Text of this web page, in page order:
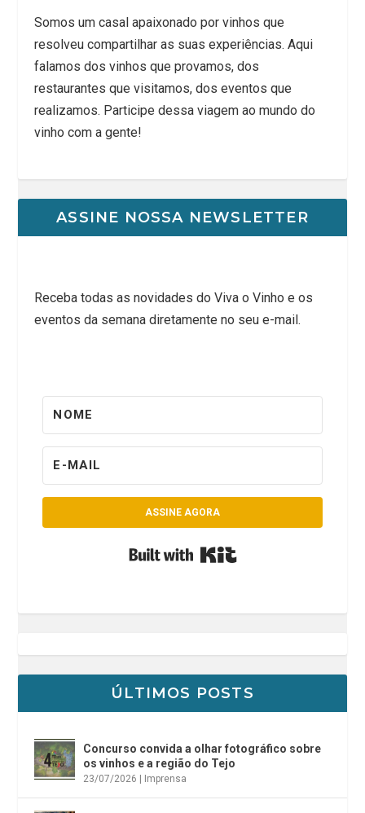
Somos um casal apaixonado por vinhos que
resolveu compartilhar as suas experiências. Aqui
falamos dos vinhos que provamos, dos
restaurantes que visitamos, dos eventos que
realizamos. Participe dessa viagem ao mundo do
vinho com a gente!
ASSINE NOSSA NEWSLETTER
Receba todas as novidades do Viva o Vinho e os
eventos da semana diretamente no seu e-mail.
ASSINE AGORA
ÚLTIMOS POSTS
Concurso convida a olhar fotográfico sobre
os vinhos e a região do Tejo
23/07/2026 Imprensa